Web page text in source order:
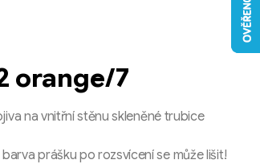
orange/7
na vnitřní stěnu skleněné trubice
prášku po rozsvícení se může lišit!